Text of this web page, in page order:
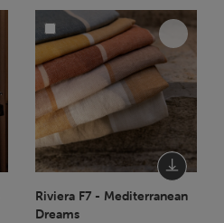
Riviera F7 - Mediterranean
Dreams